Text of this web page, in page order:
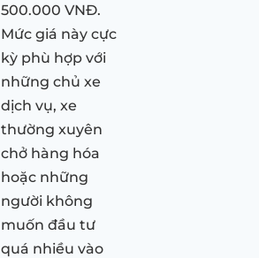
500.000 VNĐ.
Mức giá này cực
kỳ phù hợp với
những chủ xe
dịch vụ, xe
thường xuyên
chở hàng hóa
hoặc những
người không
muốn đầu tư
quá nhiều vào